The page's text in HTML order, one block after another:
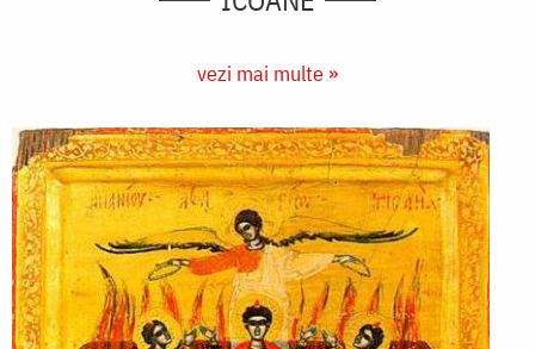
vezi mai multe »